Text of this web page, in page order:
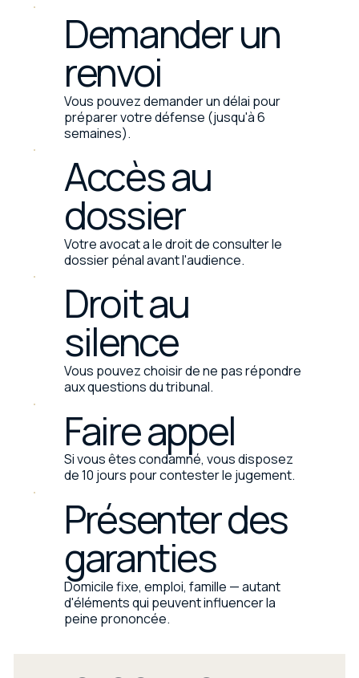
Demander un
renvoi
Vous pouvez demander un délai pour
préparer votre défense (jusqu'à 6
semaines).
Accès au
dossier
Votre avocat a le droit de consulter le
dossier pénal avant l'audience.
Droit au
silence
Vous pouvez choisir de ne pas répondre
aux questions du tribunal.
Faire appel
Si vous êtes condamné, vous disposez
de 10 jours pour contester le jugement.
Présenter des
garanties
Domicile fixe, emploi, famille — autant
d'éléments qui peuvent influencer la
peine prononcée.